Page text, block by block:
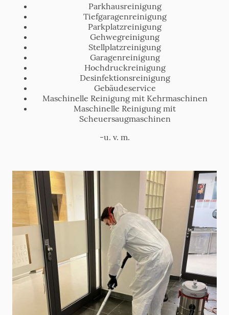
Parkhausreinigung
Tiefgaragenreinigung
Parkplatzreinigung
Gehwegreinigung
Stellplatzreinigung
Garagenreinigung
Hochdruckreinigung
Desinfektionsreinigung
Gebäudeservice
Maschinelle Reinigung mit Kehrmaschinen
Maschinelle Reinigung mit
Scheuersaugmaschinen
-u. v. m.